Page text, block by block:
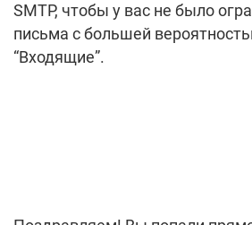
SMTP, чтобы у вас не было
письма с большей
“Входящие”.